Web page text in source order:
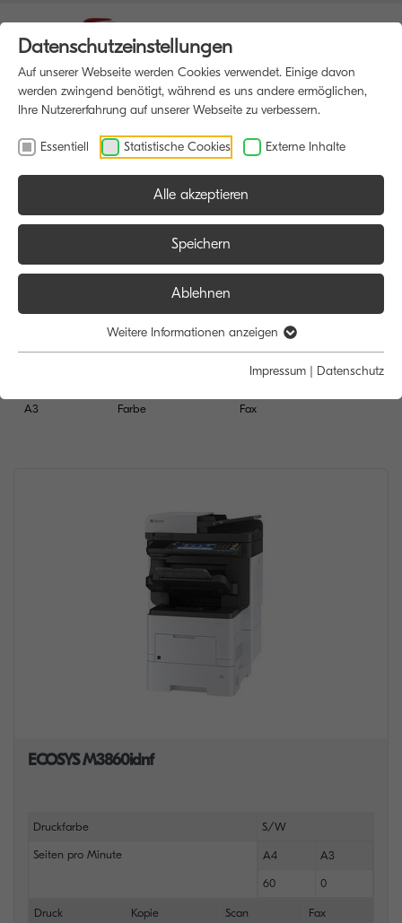
A3 Farbe
Funktion:
Scan
Fax
ECOSYS M3860idnf
Druckfarbe S/W
Seiten pro Minute A4 A3
60 0
Druck Kopie Scan Fax
Datenschutzeinstellungen
Auf unserer Webseite werden Cookies verwendet. Einige davon
werden zwingend benötigt, während es uns andere ermöglichen,
Ihre Nutzererfahrung auf unserer Webseite zu verbessern.
Essentiell Statistische Cookies Externe Inhalte
Alle akzeptieren
Speichern
Ablehnen
Weitere Informationen anzeigen
Impressum | Datenschutz